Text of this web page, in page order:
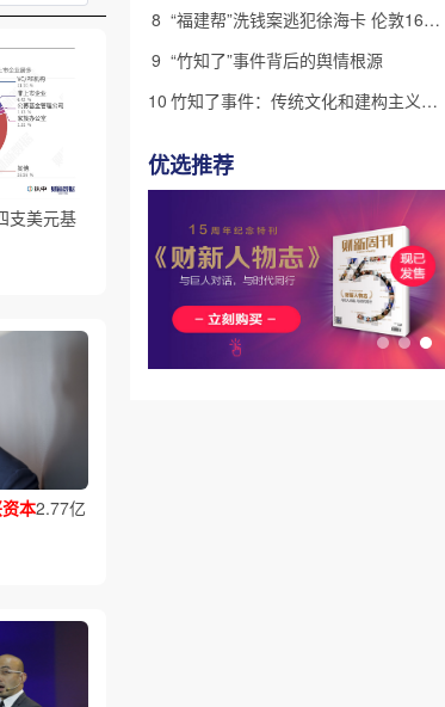
支美元基
本2.77亿
8
“福建帮”洗钱案逃犯徐海卡 伦敦16套房拟被英国没收(含视频)
9 “竹知了”事件背后的舆情根源
10
竹知了事件：传统文化和建构主义迷思
优选推荐